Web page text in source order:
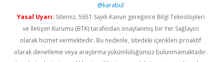
@karabul
Yasal Uyarı: Sitemiz, 5651 Sayılı Kanun gereğince Bilgi Teknolojileri
ve İletişim Kurumu (BTK) tarafından onaylanmış bir Yer Sağlayıcı
olarak hizmet vermektedir. Bu nedenle, sitedeki içerikleri proaktif
olarak denetleme veya araştırma yükümlülüğümüz bulunmamaktadır.